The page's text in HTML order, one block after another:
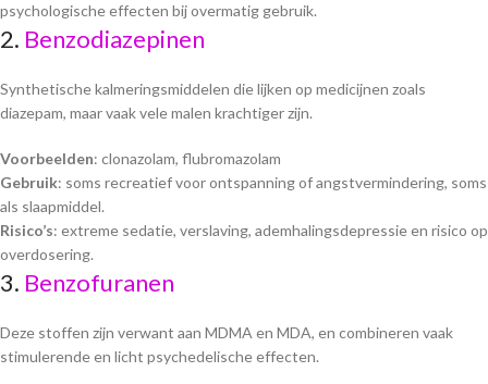
psychologische effecten bij overmatig gebruik.
2. Benzodiazepinen
Synthetische kalmeringsmiddelen die lijken op medicijnen zoals
diazepam, maar vaak vele malen krachtiger zijn.
Voorbeelden: clonazolam, flubromazolam
Gebruik: soms recreatief voor ontspanning of angstvermindering, soms
als slaapmiddel.
Risico’s: extreme sedatie, verslaving, ademhalingsdepressie en risico op
overdosering.
3. Benzofuranen
Deze stoffen zijn verwant aan MDMA en MDA, en combineren vaak
stimulerende en licht psychedelische effecten.